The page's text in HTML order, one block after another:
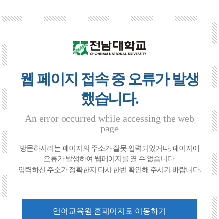
웹 페이지 접속 중 오류가 발생
했습니다.
An error occurred while accessing the web
page
방문하시려는 페이지의 주소가 잘못 입력되었거나, 페이지에
오류가 발생하여 웹페이지를 열 수 없습니다.
입력하신 주소가 정확한지 다시 한번 확인해 주시기 바랍니다.
언어교육원 홈페이지로 이동하기